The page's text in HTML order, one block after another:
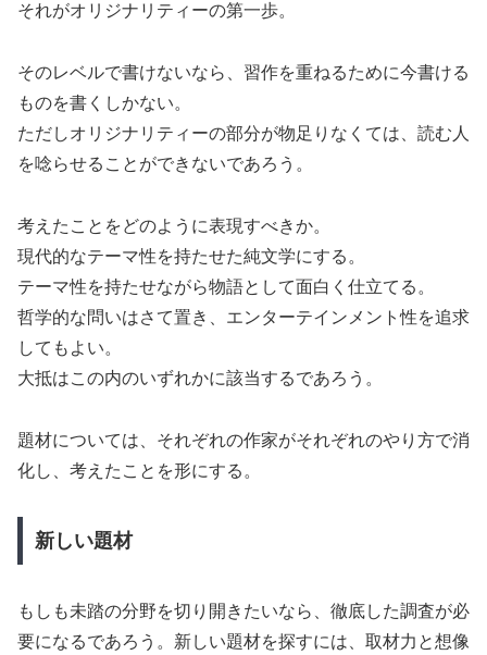
それがオリジナリティーの第一歩。
そのレベルで書けないなら、習作を重ねるために今書ける
ものを書くしかない。
ただしオリジナリティーの部分が物足りなくては、読む人
を唸らせることができないであろう。
考えたことをどのように表現すべきか。
現代的なテーマ性を持たせた純文学にする。
テーマ性を持たせながら物語として面白く仕立てる。
哲学的な問いはさて置き、エンターテインメント性を追求
してもよい。
大抵はこの内のいずれかに該当するであろう。
題材については、それぞれの作家がそれぞれのやり方で消
化し、考えたことを形にする。
新しい題材
もしも未踏の分野を切り開きたいなら、徹底した調査が必
要になるであろう。新しい題材を探すには、取材力と想像